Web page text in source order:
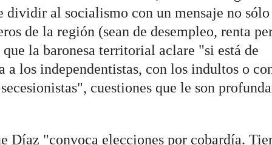
dividir al socialismo con un mensaje no sólo
de la región (sean de desempleo, renta
la baronesa territorial aclare "si está de
a los independentistas, con los indultos o
cuestiones que le son
Díaz "convoca elecciones por cobardía.